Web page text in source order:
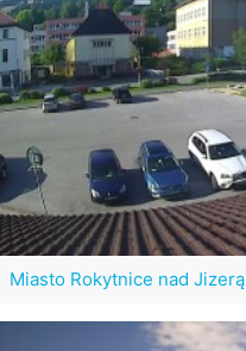
Miasto Rokytnice nad Jizerą